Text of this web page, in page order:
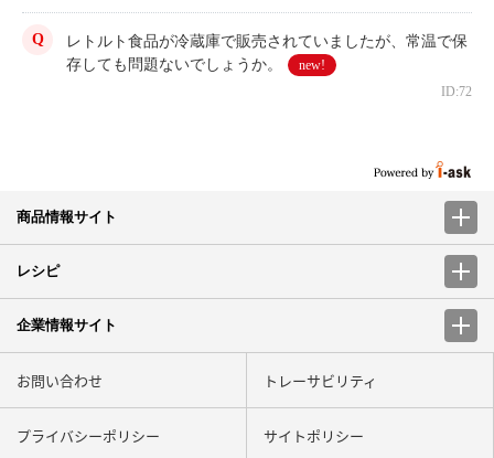
レトルト食品が冷蔵庫で販売されていましたが、常温で保
存しても問題ないでしょうか。
new!
ID:72
商品情報サイト
レシピ
企業情報サイト
お問い合わせ トレーサビリティ
プライバシーポリシー サイトポリシー